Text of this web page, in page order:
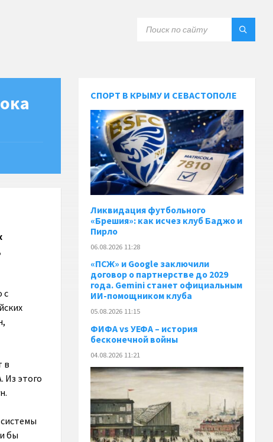
с
в
Из этого
бы
СПОРТ В КРЫМУ И СЕВАСТОПОЛЕ
Ликвидация футбольного
«Брешия»: как исчез клуб Баджо и
Пирло
06.08.2026 11:28
«ПСЖ» и Google заключили
договор о партнерстве до 2029
года. Gemini станет официальным
ИИ-помощником клуба
05.08.2026 11:15
ФИФА vs УЕФА – история
бесконечной войны
04.08.2026 11:21